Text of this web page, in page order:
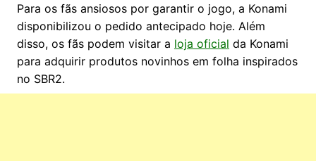
Para os fãs ansiosos por garantir o jogo, a Konami
disponibilizou o pedido antecipado hoje. Além
disso, os fãs podem visitar a loja oficial da Konami
para adquirir produtos novinhos em folha inspirados
no SBR2.